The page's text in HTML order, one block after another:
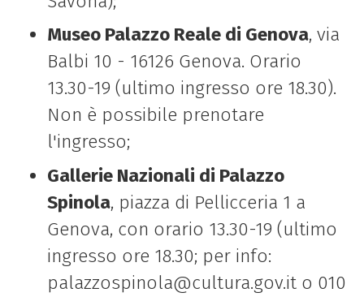
Museo Palazzo Reale di Genova, via
Balbi 10 - 16126 Genova. Orario
13.30-19 (ultimo ingresso ore 18.30).
Non è possibile prenotare
l'ingresso;
Gallerie Nazionali di Palazzo
Spinola, piazza di Pellicceria 1 a
Genova, con orario 13.30-19 (ultimo
ingresso ore 18.30; per info:
palazzospinola@cultura.gov.it o 010